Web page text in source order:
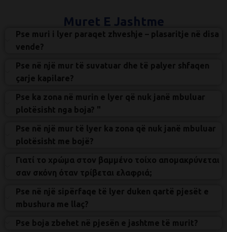
Muret E Jashtme
Pse muri i lyer paraqet zhveshje – plasaritje në disa
vende?
Pse në një mur të suvatuar dhe të palyer shfaqen
çarje kapilare?
Pse ka zona në murin e lyer që nuk janë mbuluar
plotësisht nga boja? "
Pse në një mur të lyer ka zona që nuk janë mbuluar
plotësisht me bojë?
Γιατί το χρώμα στον βαμμένο τοίχο απομακρύνεται
σαν σκόνη όταν τρίβεται ελαφριά;
Pse në një sipërfaqe të lyer duken qartë pjesët e
mbushura me llaç?
Pse boja zbehet në pjesën e jashtme të murit?